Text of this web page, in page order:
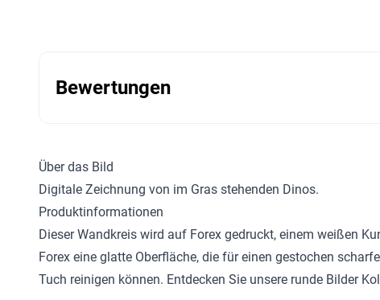
Bewertungen
Über das Bild
Digitale Zeichnung von im Gras stehenden Dinos.
Produktinformationen
Dieser Wandkreis wird auf Forex gedruckt, einem weißen
Forex eine glatte Oberfläche, die für einen gestochen
Tuch reinigen können. Entdecken Sie unsere runde Bilder